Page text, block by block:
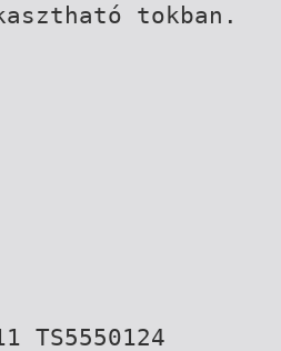
tokban.
TS5550124